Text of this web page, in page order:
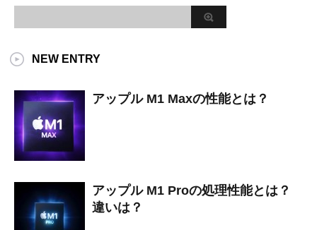
NEW ENTRY
アップル M1 Maxの性能とは？
アップル M1 Proの処理性能とは？
違いは？